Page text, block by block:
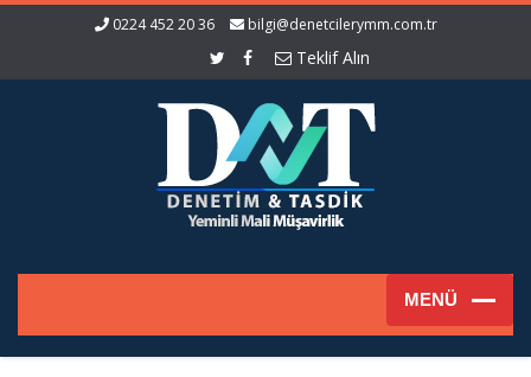
0224 452 20 36 bilgi@denetcilerymm.com.tr
Teklif Alın